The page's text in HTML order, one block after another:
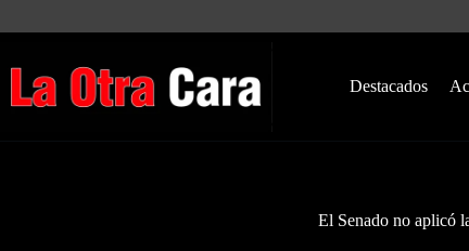
Destacados
El Senado no aplicó